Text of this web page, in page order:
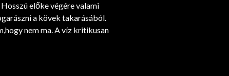
előke végére valami
a kövek takarásából.
nem ma. A víz kritikusan